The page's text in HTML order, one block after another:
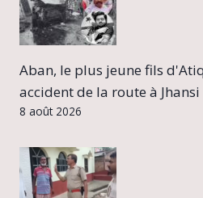
Aban, le plus jeune fils
accident de la route à Jhansi
8 août 2026